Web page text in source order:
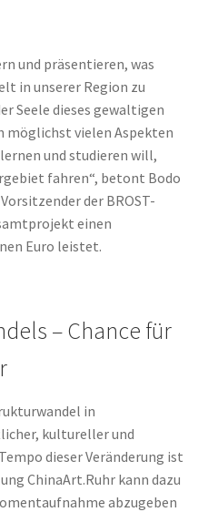
und präsentieren, was
in unserer Region zu
Seele dieses gewaltigen
möglichst vielen Aspekten
und studieren will,
fahren“, betont Bodo
der BROST-
einen
Euro leistet.
– Chance für
in
kultureller und
dieser Veränderung ist
ChinaArt.Ruhr kann dazu
abzugeben